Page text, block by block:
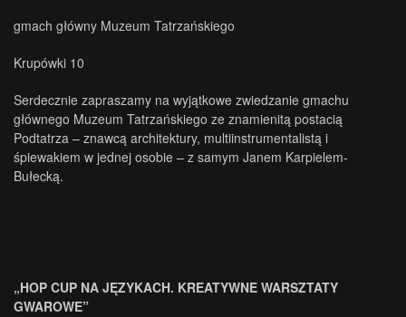
gmach główny Muzeum Tatrzańskiego
Krupówki 10
Serdecznie zapraszamy na wyjątkowe zwiedzanie gmachu
głównego Muzeum Tatrzańskiego ze znamienitą postacią
Podtatrza – znawcą architektury, multiinstrumentalistą i
śpiewakiem w jednej osobie – z samym Janem Karpielem-
Bułecką.
„HOP CUP NA JĘZYKACH. KREATYWNE WARSZTATY
GWAROWE”